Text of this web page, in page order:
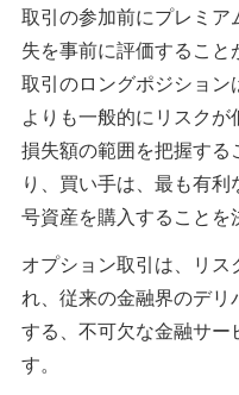
取引の参加前にプレミ
失を事前に評価するこ
取引のロングポジショ
よりも一般的にリスク
損失額の範囲を把握する
り、買い手は、最も有
号資産を購入することを
オプション取引は、リ
れ、従来の金融界のデ
する、不可欠な金融サー
す。